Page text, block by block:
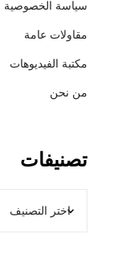
سياسة الخصوصية
مقاولات عامة
مكتبة الفيديوهات
من نحن
تصنيفات